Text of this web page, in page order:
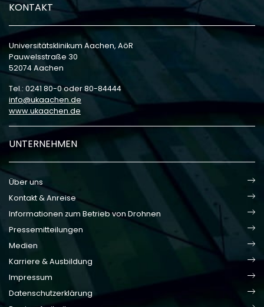
KONTAKT
Universitätsklinikum Aachen, AöR
Pauwelsstraße 30
52074 Aachen
Tel.: 0241 80-0 oder 80-84444
info
ukaachen de
www.ukaachen.de
UNTERNEHMEN
Über uns
Kontakt & Anreise
Informationen zum Betrieb von Drohnen
Pressemitteilungen
Medien
Karriere & Ausbildung
Impressum
Datenschutzerklärung